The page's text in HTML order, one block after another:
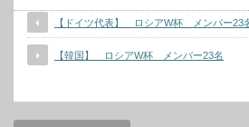
【ドイツ代表】 ロシアW杯 メンバー23
【韓国】 ロシアW杯 メンバー23名